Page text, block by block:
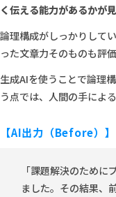
く伝える能力があるかが
論理構成がしっかりして
った文章力そのものも評価
生成AIを使うことで論理
う点では、人間の手によ
【AI出力（Before）】
「課題解決のため
ました。その結果、